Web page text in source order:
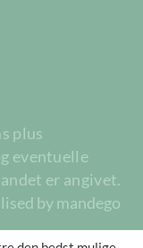
plus
eventuelle
er angivet.
by mandego